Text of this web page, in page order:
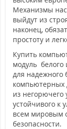
Механизмы
выйдут из
наконец,
простоту и
Купить
модуль белого
для надежного
компьютерных
из негорючего
устойчивого к
всем мировым
безопасности.